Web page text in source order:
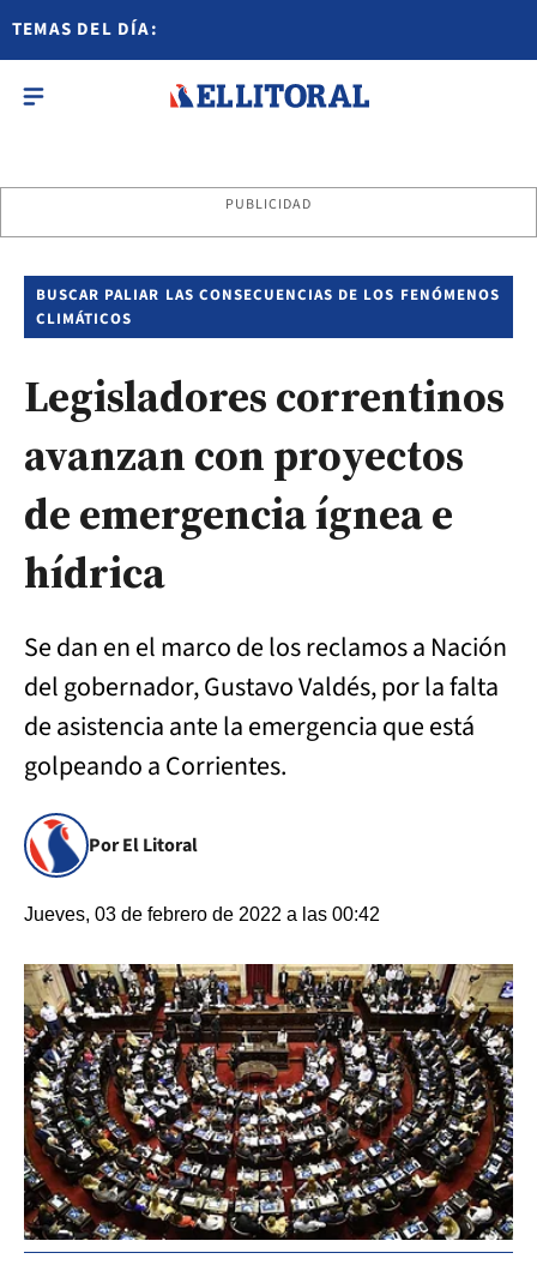
TEMAS DEL DÍA:
PUBLICIDAD
BUSCAR PALIAR LAS CONSECUENCIAS DE LOS FENÓMENOS
CLIMÁTICOS
Legisladores correntinos
avanzan con proyectos
de emergencia ígnea e
hídrica
Se dan en el marco de los reclamos a Nación
del gobernador, Gustavo Valdés, por la falta
de asistencia ante la emergencia que está
golpeando a Corrientes.
Por El Litoral
Jueves, 03 de febrero de 2022 a las 00:42